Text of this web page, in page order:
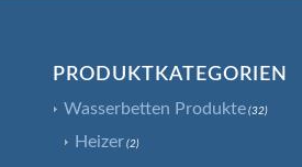
PRODUKTKATEGORIEN
Wasserbetten Produkte (32)
Heizer (2)